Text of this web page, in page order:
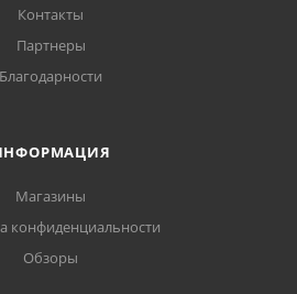
Контакты
Партнеры
Благодарности
Магазины
конфиденциальности
Обзоры